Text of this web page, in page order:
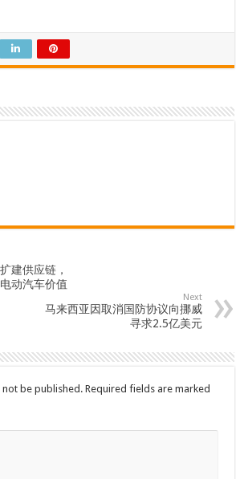
建供应链，
动汽车价值
Next
马来西亚因取消国防协议向挪威
寻求2.5亿美元
not be published. Required fields are marked